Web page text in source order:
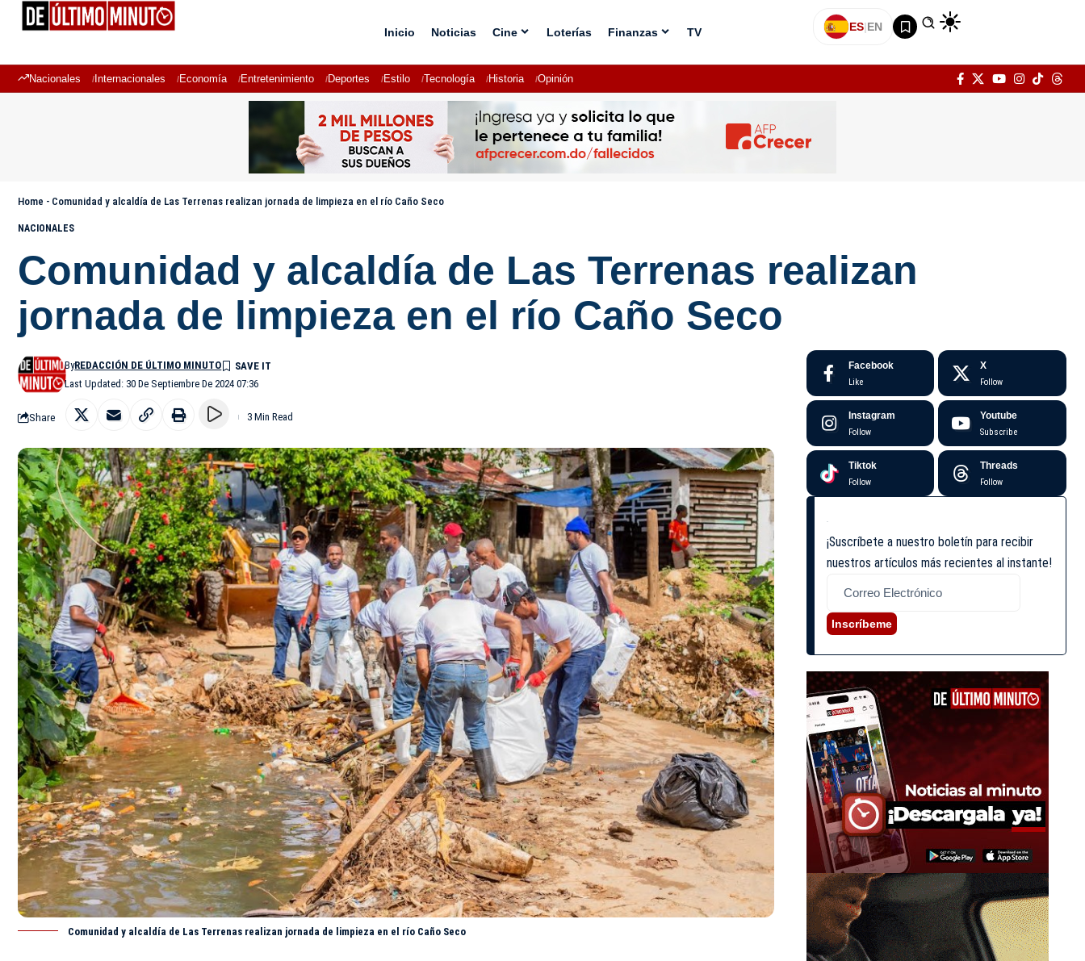
Inicio Noticias Cine Loterías Finanzas TV ES|EN
Nacionales Internacionales Economía Entretenimiento Deportes Estilo Tecnología Historia Opinión
Home - Comunidad y alcaldía de Las Terrenas realizan jornada de limpieza en el río Caño Seco
NACIONALES
Comunidad y alcaldía de Las Terrenas realizan
jornada de limpieza en el río Caño Seco
Last Updated: 30 De Septiembre De 2024 07:36
ByREDACCIÓN DE ÚLTIMO MINUTO
Share 3 Min Read
Comunidad y alcaldía de Las Terrenas realizan jornada de limpieza en el río Caño Seco
Facebook
Like
X
Follow
Instagram
Follow
Youtube
Subscribe
Tiktok
Follow
Threads
Follow
¡Suscríbete a nuestro boletín para recibir
nuestros artículos más recientes al instante!
Inscríbeme